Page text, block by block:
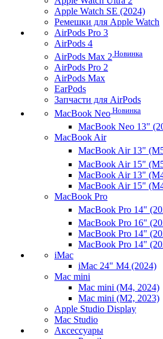
Apple Watch SE (2024)
Ремешки для Apple Watch
AirPods Pro 3
AirPods 4
AirPods Max 2 Новинка
AirPods Pro 2
AirPods Max
EarPods
Запчасти для AirPods
MacBook Neo Новинка
MacBook Neo 13"
MacBook Air
MacBook Air 13"
MacBook Air 15"
MacBook Air 13"
MacBook Air 15"
MacBook Pro
MacBook Pro 14"
MacBook Pro 16"
MacBook Pro 14"
MacBook Pro 14"
iMac
iMac 24" M4 (2024)
Mac mini
Mac mini (M4, 2024)
Mac mini (M2, 2023)
Apple Studio Display
Mac Studio
Аксессуары